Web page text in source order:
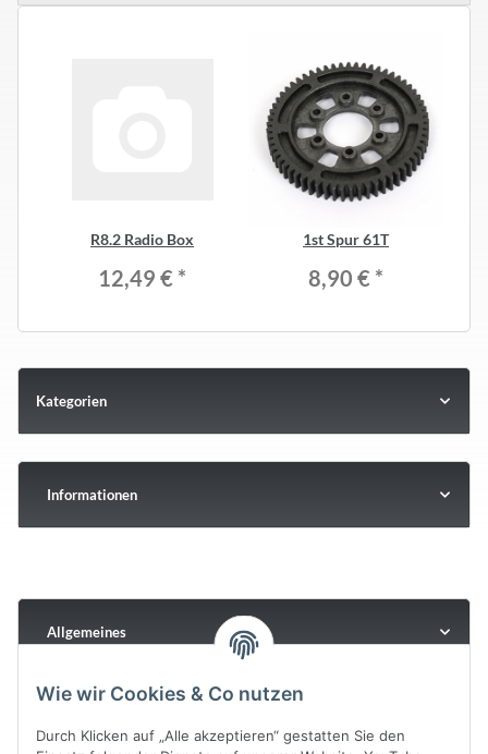
R8.2 Radio Box
12,49 € *
1st Spur 61T
8,90 € *
Kategorien
Informationen
Allgemeines
Wie wir Cookies & Co nutzen
Durch Klicken auf „Alle akzeptieren“ gestatten Sie den